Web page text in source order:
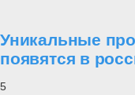
Уникальные
появятся в
5